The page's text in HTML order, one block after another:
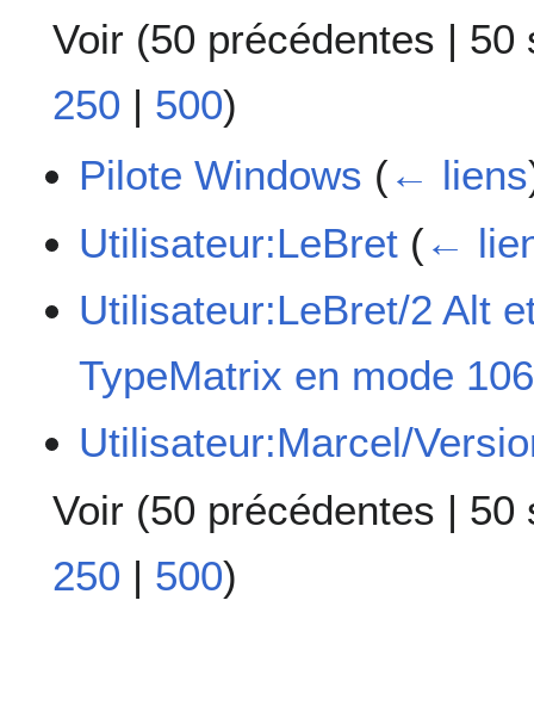
Voir (50 précédentes | 50
250 | 500)
Pilote Windows (← liens
Utilisateur:LeBret (←
Utilisateur:LeBret/2 Alt
TypeMatrix en mode
Utilisateur:Marcel/
Voir (50 précédentes | 50
250 | 500)